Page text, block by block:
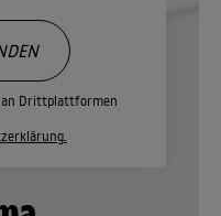
an Drittplattformen